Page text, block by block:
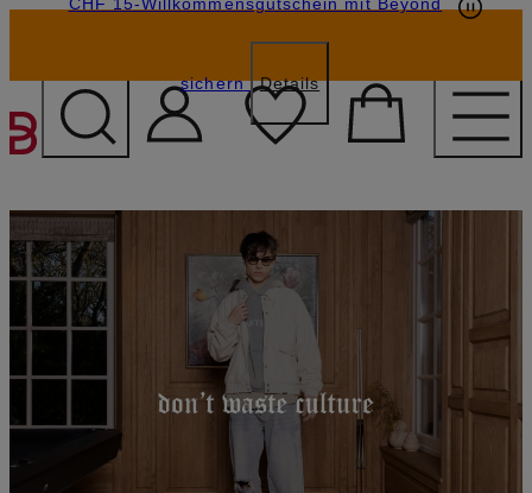
ZUM HAUPTINHALT
sichern Details